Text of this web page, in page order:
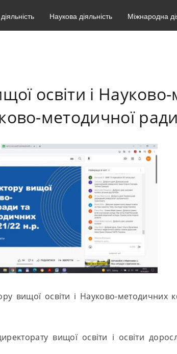
Наукова діяльність Міжнародна
освіти і
методичної
вищої освіти і Науково-методичних
вищої освіти і освіти